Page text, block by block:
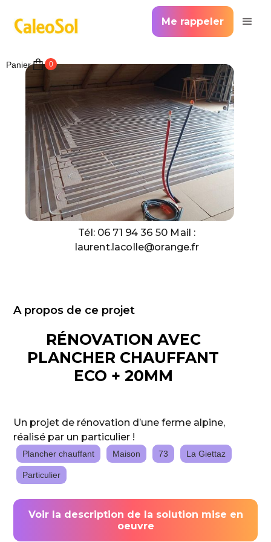
Me rappeler
Panier 0
Tél: 06 71 94 36 50 Mail :
laurent.lacolle@orange.fr
A propos de ce projet
RÉNOVATION AVEC
PLANCHER CHAUFFANT
ECO + 20MM
Un projet de rénovation d’une ferme alpine,
réalisé par un particulier !
Plancher chauffant Maison 73 La Giettaz
Particulier
Voir la description de la solution mise en
oeuvre